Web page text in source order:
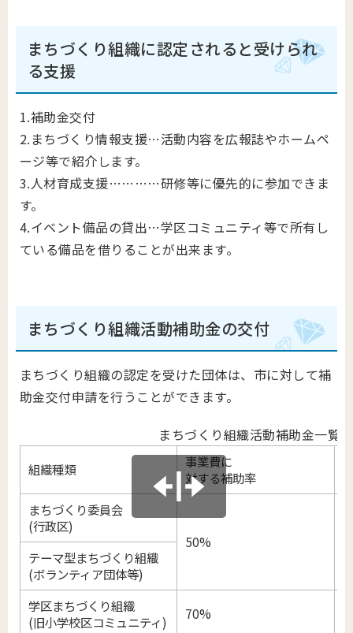
まちづくり組織に認定されると受けられ
る支援
1.補助金交付
2.まちづくり情報支援…活動内容を広報誌やホームペ
ージ等で紹介します。
3.人材育成支援…………研修等に優先的に参加できま
す。
4.イベント備品の貸出…学区コミュニティ等で所有し
ている備品を借りることが出来ます。
まちづくり組織活動補助金の交付
まちづくり組織の認定を受けた団体は、市に対して補
助金交付申請を行うことができます。
まちづくり組織活動補助金一覧表
組織種類
事業費に
対する補助率
まちづくり委員会
(行政区)
50%
テーマ型まちづくり組織
(ボランティア団体等)
学区まちづくり組織
(旧小学校区コミュニティ)
70%